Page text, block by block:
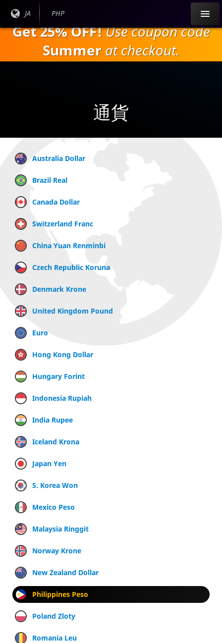
へ
キ
現在
語：
JA
現在の
PHP
Get 25% OFF!Use coupon code
Summer at checkout.
通貨
Australia Dollar
Brazil Real
Canada Dollar
Switzerland Franc
China Yuan Renminbi
Czech Republic Koruna
Denmark Krone
United Kingdom Pound
Euro
Hong Kong Dollar
Hungary Forint
Indonesia Rupiah
India Rupee
Iceland Krona
Japan Yen
S. Korea Won
Mexico Peso
Malaysia Ringgit
Norway Krone
New Zealand Dollar
Philippines Peso
Poland Zloty
Romania Leu